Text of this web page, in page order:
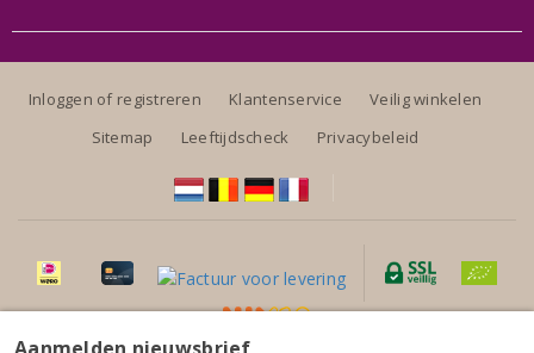
Inloggen of registreren Klantenservice
Veilig winkelen
Sitemap
Leeftijdscheck Privacybeleid